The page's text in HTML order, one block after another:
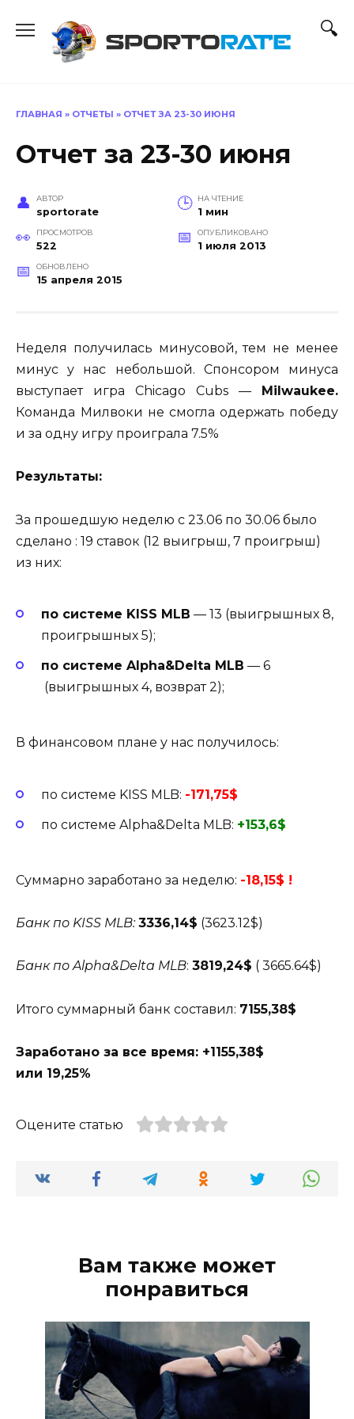
содержанию
ГЛАВНАЯ » ОТЧЕТЫ » ОТЧЕТ ЗА 23-30 ИЮНЯ
Отчет за 23-30 июня
АВТОР
sportorate
НА ЧТЕНИЕ
1 мин
ПРОСМОТРОВ
522
ОПУБЛИКОВАНО
1 июля 2013
ОБНОВЛЕНО
15 апреля 2015
Неделя получилась минусовой, тем не менее
минус у нас небольшой. Спонсором минуса
выступает игра Chicago Cubs —
Milwaukee.
Команда Милвоки не смогла одержать победу
и за одну игру проиграла 7.5%
Результаты:
За прошедшую неделю с 23.06 по 30.06 было
сделано : 19 ставок (12 выигрыш, 7 проигрыш)
из них:
по системе KISS MLB — 13 (выигрышных 8,
проигрышных 5);
по системе Alpha&Delta MLB — 6
(выигрышных 4, возврат 2);
В финансовом плане у нас получилось:
по системе KISS MLB: -171,75$
по системе Alpha&Delta MLB: +153,6$
Суммарно заработано за неделю: -18,15$ !
Банк по KISS MLB: 3336,14$ (3623.12$)
Банк по Alpha&Delta MLB: 3819,24$ ( 3665.64$)
Итого суммарный банк составил: 7155,38$
Заработано за все время: +1155,38$
или 19,25%
Оцените статью
Вам также может
понравиться